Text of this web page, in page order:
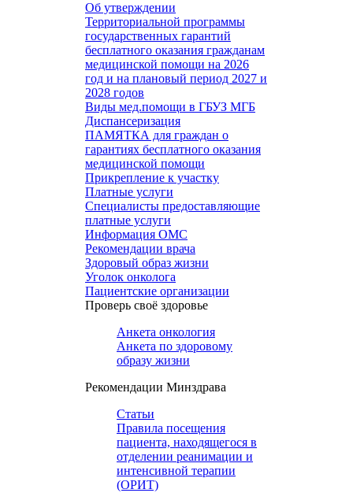
Об утверждении
Территориальной программы
государственных гарантий
бесплатного оказания гражданам
медицинской помощи на 2026
год и на плановый период 2027 и
2028 годов
Виды мед.помощи в ГБУЗ МГБ
Диспансеризация
ПАМЯТКА для граждан о
гарантиях бесплатного оказания
медицинской помощи
Прикрепление к участку
Платные услуги
Специалисты предоставляющие
платные услуги
Информация ОМС
Рекомендации врача
Здоровый образ жизни
Уголок онколога
Пациентские организации
Проверь своё здоровье
Анкета онкология
Анкета по здоровому
образу жизни
Рекомендации Минздрава
Статьи
Правила посещения
пациента, находящегося в
отделении реанимации и
интенсивной терапии
(ОРИТ)